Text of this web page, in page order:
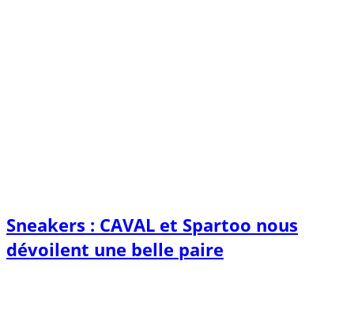
Sneakers : CAVAL et Spartoo nous
dévoilent une belle paire